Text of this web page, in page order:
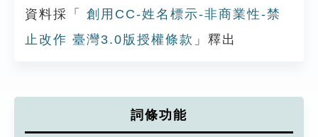
資料採「
創用CC-姓名標示-非商業性-禁
止改作 臺灣3.0版授權條款 」釋出
詞條功能